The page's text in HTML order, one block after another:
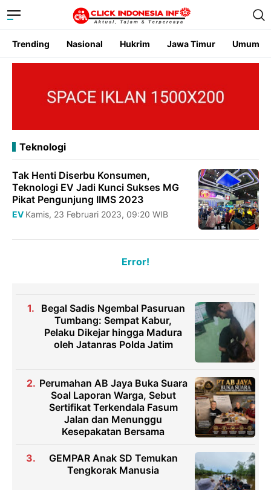
Trending Nasional Hukrim Jawa Timur Umum
Teknologi
Tak Henti Diserbu Konsumen,
Teknologi EV Jadi Kunci Sukses MG
Pikat Pengunjung IIMS 2023
EV Kamis, 23 Februari 2023, 09:20 WIB
Error!
Begal Sadis Ngembal Pasuruan
Tumbang: Sempat Kabur,
Pelaku Dikejar hingga Madura
oleh Jatanras Polda Jatim
Perumahan AB Jaya Buka Suara
Soal Laporan Warga, Sebut
Sertifikat Terkendala Fasum
Jalan dan Menunggu
Kesepakatan Bersama
GEMPAR Anak SD Temukan
Tengkorak Manusia